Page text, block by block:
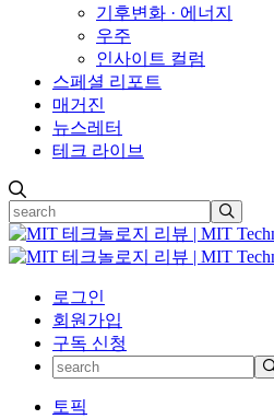
기후변화 · 에너지
우주
인사이트 컬럼
스페셜 리포트
매거진
뉴스레터
테크 라이브
로그인
회원가입
구독 신청
토픽